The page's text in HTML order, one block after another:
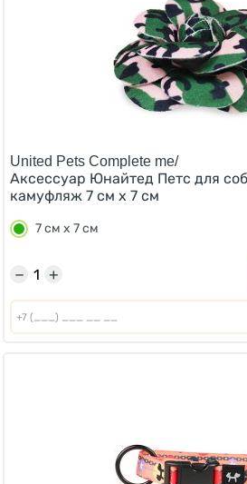
United Pets Complete me/
Аксессуар Юнайтед Петс для
камуфляж 7 см х 7 см
7 см х 7 см
+
−